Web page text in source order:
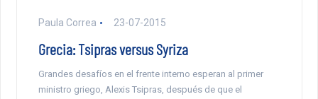
Paula Correa 23-07-2015
Grecia: Tsipras versus Syriza
Grandes desafíos en el frente interno esperan al primer
ministro griego, Alexis Tsipras, después de que el